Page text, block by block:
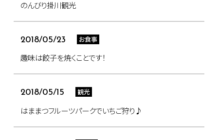
のんびり掛川観光
2018/05/23 お食事
趣味は餃子を焼くことです！
2018/05/15 観光
はままつフルーツパークでいちご狩り♪